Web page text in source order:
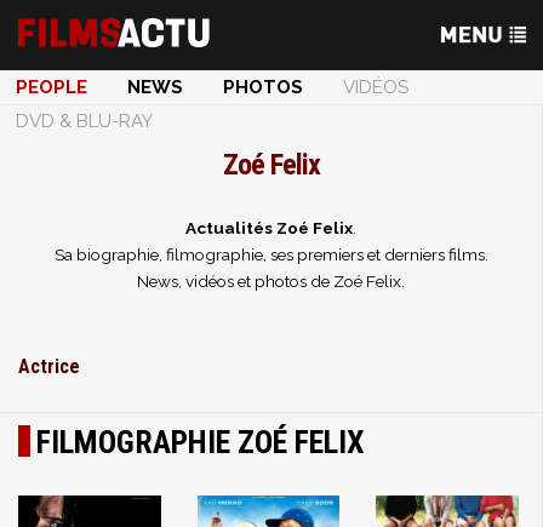
PEOPLE NEWS PHOTOS
VIDÉOS
DVD & BLU-RAY
Zoé Felix
Actualités Zoé Felix
Sa biographie, filmographie, ses premiers et derniers films.
News, vidéos et photos de Zoé Felix.
Actrice
FILMOGRAPHIE ZOÉ FELIX